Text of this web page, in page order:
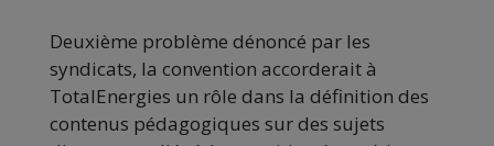
Deuxième problème dénoncé par les
syndicats, la convention accorderait à
TotalEnergies un rôle dans la définition des
contenus pédagogiques sur des sujets